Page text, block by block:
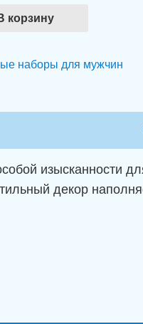
корзину
наборы для мужчин
изысканности
декор